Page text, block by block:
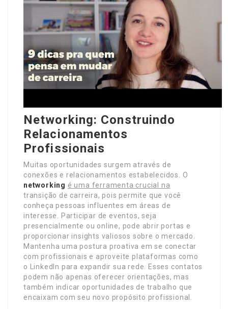
Networking: Construindo
Relacionamentos
Profissionais
Muitas oportunidades surgem através de
conexões e relacionamentos estabelecidos. O
networking é uma ferramenta crucial na
transição de carreira, pois permite que você
conheça pessoas influentes em áreas de
interesse. Participar de eventos, seja
presencialmente ou online, pode abrir portas e
proporcionar insights valiosos sobre o mercado.
Mantenha uma postura proativa em se conectar
com profissionais e aproveite plataformas como
o LinkedIn para expandir sua rede. Esses contatos
podem não apenas oferecer orientações, mas
também indicar oportunidades de trabalho que
encaixam com seu novo propósito profissional.